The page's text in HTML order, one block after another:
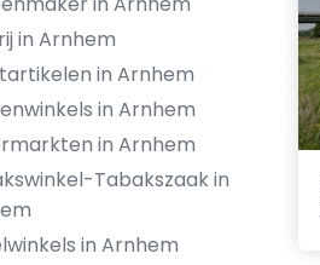
in Arnhem
in Arnhem
in Arnhem
in Arnhem
Tabakszaak in
in Arnhem